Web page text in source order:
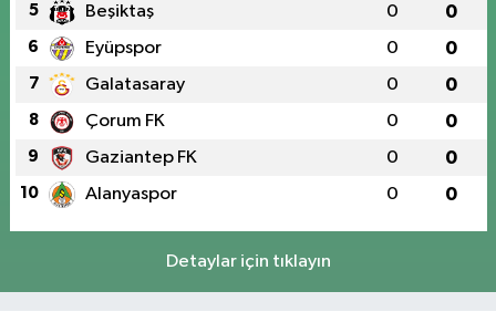
5 Beşiktaş 0 0
6 Eyüpspor 0 0
7 Galatasaray 0 0
8 Çorum FK 0 0
9 Gaziantep FK 0 0
10 Alanyaspor 0 0
Detaylar için tıklayın